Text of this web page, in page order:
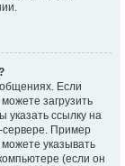
Если
загрузить
ссылку на
Пример
указывать
(если он